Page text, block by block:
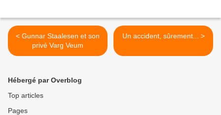
< Gunnar Staalesen et son
privé Varg Veum
Un accident, sûrement... >
Hébergé par Overblog
Top articles
Pages